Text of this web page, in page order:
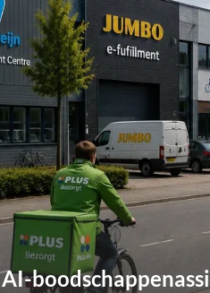
AI-